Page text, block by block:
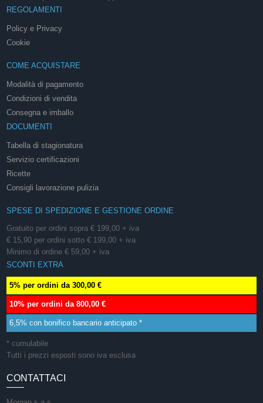
REGOLAMENTI
Policy e Privacy
Cookie
COME ACQUISTARE
Modalità di pagamento
Condizioni di vendita
Consegna e imballo
DOCUMENTI
Tabella di stagionatura
Servizio certificazioni
Ricette
Consigli lavorazione pulizia
SPESE DI SPEDIZIONE E GESTIONE ORDINE
Gratuito per ordini sopra € 199,00 + iva
€ 15,90 per ordini sotto € 199,00 + iva
Minimo di ordine € 59,00 + iva
SCONTI EXTRA
5% per ordini da 300,00 €
10% per ordini da 800,00 €
6,5% con bonifico bancario anticipato *
* cumulabile
Tutti i prezzi esposti sono iva esclusa
CONTATTACI